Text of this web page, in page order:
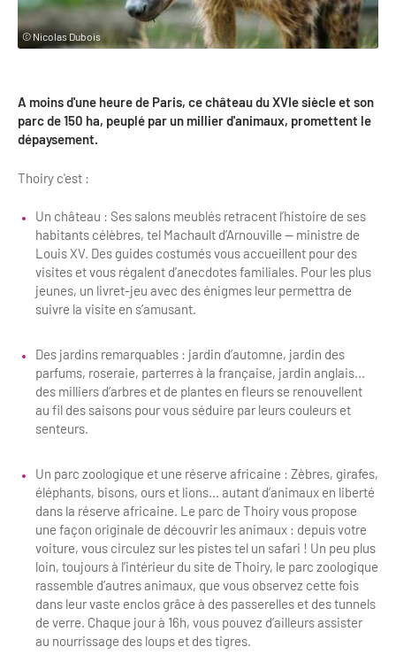
Clientèles lointaines
Clientèles spécifiques
Etudes thématiques
Chiffres Annuels
Chiffres clés de la destination
Repères annuel
La liste des OT d'Île-de-France
APIDAE
Formations
Formations OT
Ateliers
Matinales
E-learning
Bilan des actions de professionnalisation
Besoins et attentes des visiteurs
Améliorer la qualité
Partage d'expériences professionnelles
Labels, Certifications et Normes
Accessibilité
Restaurants impressionnistes
Offre de la destination
Activités
Croisiéristes/Bateaux
Parcs d’attractions et animaliers
Cabarets et casino
Expériences et visites
Grands magasins et outlets
Golfs
Incentive et team building
Logistique
Agences Réceptives et évènementielles
Guides et interprètes
Services, Wifi, cartes
© Nicolas Dubois
A moins d'une heure de Paris, ce château du XVIe siècle et son
parc de 150 ha, peuplé par un millier d'animaux, promettent le
dépaysement.
Thoiry c'est :
Un château : Ses salons meublés retracent l’histoire de ses
habitants célèbres, tel Machault d’Arnouville — ministre de
Louis XV. Des guides costumés vous accueillent pour des
visites et vous régalent d’anecdotes familiales. Pour les plus
jeunes, un livret-jeu avec des énigmes leur permettra de
suivre la visite en s’amusant.
Des jardins remarquables : jardin d’automne, jardin des
parfums, roseraie, parterres à la française, jardin anglais...
des milliers d’arbres et de plantes en fleurs se renouvellent
au fil des saisons pour vous séduire par leurs couleurs et
senteurs.
Un parc zoologique et une réserve africaine : Zèbres, girafes,
éléphants, bisons, ours et lions... autant d’animaux en liberté
dans la réserve africaine. Le parc de Thoiry vous propose
une façon originale de découvrir les animaux : depuis votre
voiture, vous circulez sur les pistes tel un safari ! Un peu plus
loin, toujours à l’intérieur du site de Thoiry, le parc zoologique
rassemble d’autres animaux, que vous observez cette fois
dans leur vaste enclos grâce à des passerelles et des tunnels
de verre. Chaque jour à 16h, vous pouvez d’ailleurs assister
au nourrissage des loups et des tigres.